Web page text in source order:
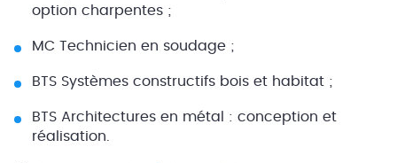
option charpentes ;
MC Technicien en soudage ;
BTS Systèmes constructifs bois et habitat ;
BTS Architectures en métal : conception et
réalisation.